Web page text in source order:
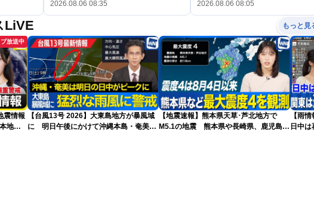
2026.08.06 08:35 2026.08.06 08:05
LiVE もっと見
放送中
震情報
地震
【台風13号 2026】大東島地方が暴風域
に 明日午後にかけて沖縄本島・奄美通
【地震速報】熊本県天草･芦北地方で
M5.1の地震 熊本県や長崎県、鹿児島県
【雨
日中は